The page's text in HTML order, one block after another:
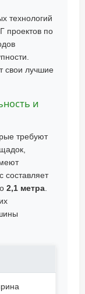
технологий
проектов по
свои лучшие
и
требуют
составляет
2,1 метра